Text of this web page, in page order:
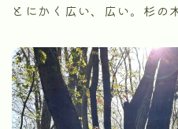
とにかく広い、広い。杉の